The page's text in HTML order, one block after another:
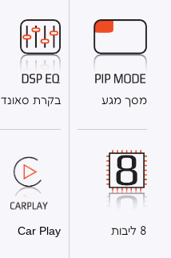
מסך מגע
8 ליבות
בקרת סאונד
Car Play